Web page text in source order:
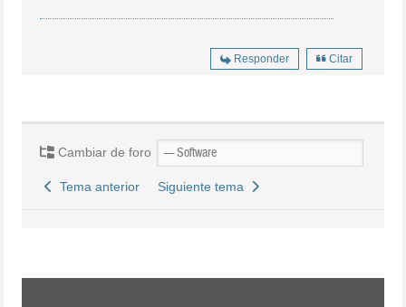
Responder Citar
Cambiar de foro
Tema anterior Siguiente tema